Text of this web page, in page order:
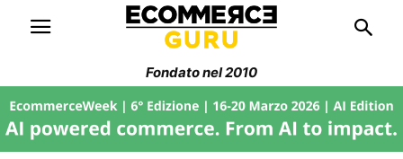
Fondato nel 2010